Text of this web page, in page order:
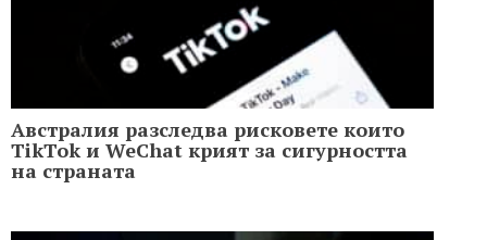
Австралия разследва рисковете които
TikTok и WeChat крият за сигурността
на страната